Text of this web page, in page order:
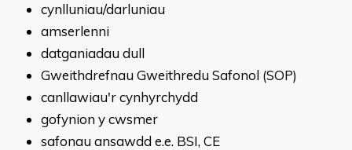
cynlluniau/darluniau
amserlenni
datganiadau dull
Gweithdrefnau Gweithredu Safonol (SOP)
canllawiau'r cynhyrchydd
gofynion y cwsmer
safonau ansawdd e.e. BSI, CE